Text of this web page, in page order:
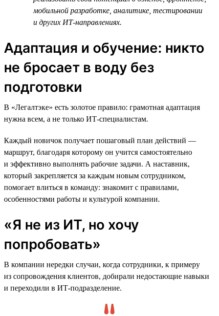
мобильной разработке, аналитике, тестировании
и других ИТ-направлениях.
Адаптация и обучение: никто
не бросает в воду без
подготовки
В «Легалтэке» есть золотое правило: грамотная адаптация
нужна всем, а не только ИТ-специалистам.
Каждый новичок получает пошаговый план действий —
маршрут, благодаря которому он учится самостоятельно
и эффективно выполнять рабочие задачи. А наставник,
который закрепляется за каждым новым сотрудником,
помогает влиться в команду: знакомит с правилами,
особенностями работы и культурой компании.
«Я не из ИТ, но хочу
попробовать»
В компании нередки случаи, когда сотрудники, к примеру
из сопровождения клиентов, добирали недостающие навыки
и переходили в ИТ-подразделение.